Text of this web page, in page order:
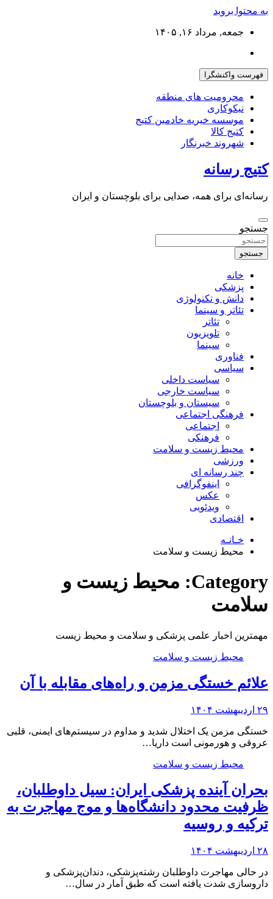
به محتوا بروید
جمعه, مرداد ۱۶, ۱۴۰۵
فهرست واکنشگرا
محرومیت های منطقه
نیکوکاری
موسسه خیریه خادمین کتیج
کتیج کالا
شهروند خبرنگار
کتیج رسانه
رسانه‌ای برای همه، صدایی برای بلوچستان و ایران
جستجو
جستجو
خانه
پزشکی
دانش و تکنولوژی
تئاتر و سینما
تئاتر
تلویزیون
سینما
فناوری
سیاسی
سیاست داخلی
سیاست خارجی
سیستان و بلوچستان
فرهنگی اجتماعی
اجتماعی
فرهنکی
محیط زیست و سلامت
ورزشی
چند رسانه ای
اینفوگرافی
عکس
ویدئویی
اقتصادی
خـانـه
محیط زیست و سلامت
Category: محیط زیست و
سلامت
مهمترین اخبار علمی پزشکی و سلامت و محیط زیست
محیط زیست و سلامت
علائم خستگی مزمن و راه‌های مقابله با آن
۲۹ اردیبهشت ۱۴۰۴
خستگی مزمن یک اختلال شدید و مداوم در سیستم‌های ایمنی، قلبی
عروقی و هورمونی است داریا…
محیط زیست و سلامت
بحران آینده پزشکی ایران: سیل داوطلبان،
ظرفیت محدود دانشگاه‌ها و موج مهاجرت به
ترکیه و روسیه
۲۸ اردیبهشت ۱۴۰۴
در حالی مهاجرت داوطلبان رشته‌پزشکی، دندان‌پزشکی و
داروسازی شدت یافته است که طبق آمار در سال…